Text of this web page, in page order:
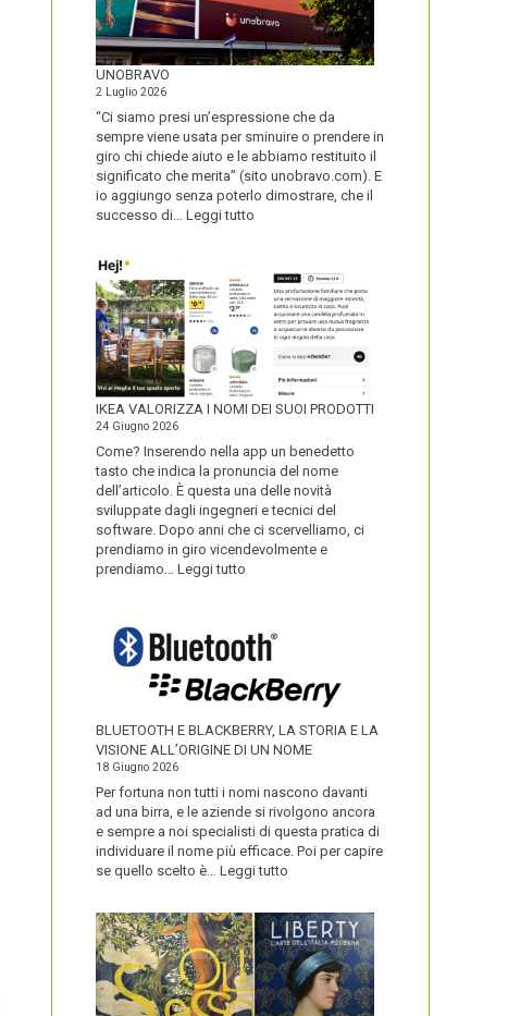
UNOBRAVO
2 Luglio 2026
“Ci siamo presi un’espressione che da
sempre viene usata per sminuire o prendere in
giro chi chiede aiuto e le abbiamo restituito il
significato che merita” (sito unobravo.com). E
io aggiungo senza poterlo dimostrare, che il
successo di… Leggi tutto
IKEA VALORIZZA I NOMI DEI SUOI PRODOTTI
24 Giugno 2026
Come? Inserendo nella app un benedetto
tasto che indica la pronuncia del nome
dell’articolo. È questa una delle novità
sviluppate dagli ingegneri e tecnici del
software. Dopo anni che ci scervelliamo, ci
prendiamo in giro vicendevolmente e
prendiamo… Leggi tutto
NOMI
DEI
SUOI
PRODOTTI
BLUETOOTH E BLACKBERRY, LA STORIA E LA
VISIONE ALL’ORIGINE DI UN NOME
18 Giugno 2026
Per fortuna non tutti i nomi nascono davanti
ad una birra, e le aziende si rivolgono ancora
e sempre a noi specialisti di questa pratica di
individuare il nome più efficace. Poi per capire
se quello scelto è… Leggi tutto
BLACKBERRY,
LA
STORIA
E
LA